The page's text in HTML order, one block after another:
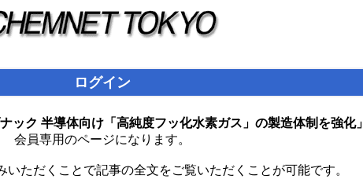
ログイン
ナック 半導体向け「高純度フッ化水素ガス」の製造体制を強化」
会員専用のページになります。
いただくことで記事の全文をご覧いただくことが可能です。